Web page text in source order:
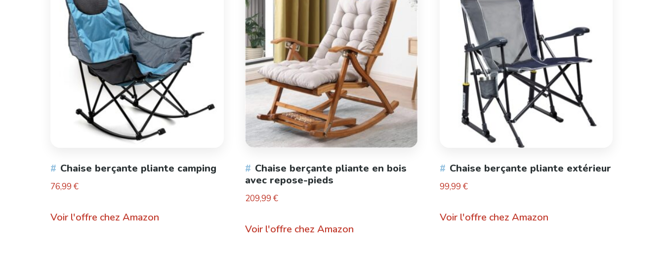
Chaise berçante pliante camping
76,99 €
Voir l'offre chez Amazon
Chaise berçante pliante en bois
avec repose-pieds
209,99 €
Voir l'offre chez Amazon
Chaise berçante pliante extérieur
99,99 €
Voir l'offre chez Amazon